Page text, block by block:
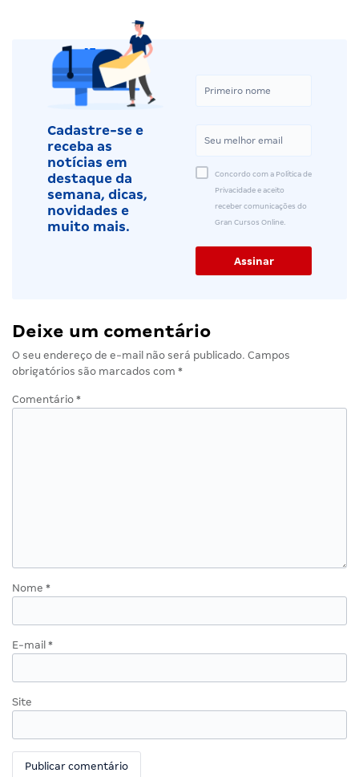
Cadastre-se e
receba as
notícias em
destaque da
semana, dicas,
novidades e
muito mais.
Concordo com a Política de
Privacidade e aceito
receber comunicações do
Gran Cursos Online.
Deixe um comentário
O seu endereço de e-mail não será publicado. Campos
obrigatórios são marcados com *
Comentário *
Nome *
E-mail *
Site